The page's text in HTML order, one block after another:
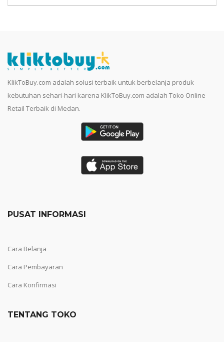
KlikToBuy.com adalah solusi terbaik untuk berbelanja produk
kebutuhan sehari-hari karena KlikToBuy.com adalah Toko Online
Retail Terbaik di Medan.
PUSAT INFORMASI
Cara Belanja
Cara Pembayaran
Cara Konfirmasi
TENTANG TOKO